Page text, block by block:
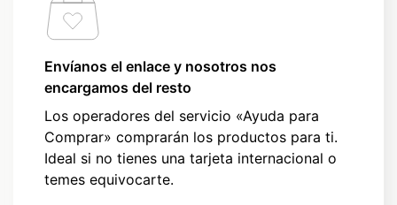
Envíanos el enlace y nosotros nos
encargamos del resto
Los operadores del servicio «Ayuda para
Comprar» comprarán los productos para ti.
Ideal si no tienes una tarjeta internacional o
temes equivocarte.